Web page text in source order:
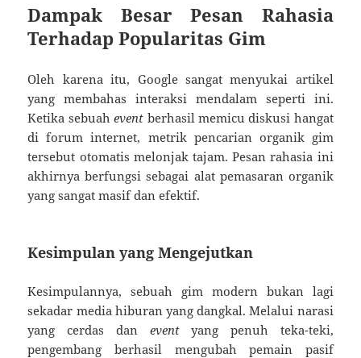
Dampak Besar Pesan Rahasia
Terhadap Popularitas Gim
Oleh karena itu, Google sangat menyukai artikel
yang membahas interaksi mendalam seperti ini.
Ketika sebuahevent berhasil memicu diskusi hangat
di forum internet, metrik pencarian organik gim
tersebut otomatis melonjak tajam. Pesan rahasia ini
akhirnya berfungsi sebagai alat pemasaran organik
yang sangat masif dan efektif.
Kesimpulan yang Mengejutkan
Kesimpulannya, sebuah gim modern bukan lagi
sekadar media hiburan yang dangkal. Melalui narasi
yang cerdas dan eventyang penuh teka-teki,
pengembang berhasil mengubah pemain pasif